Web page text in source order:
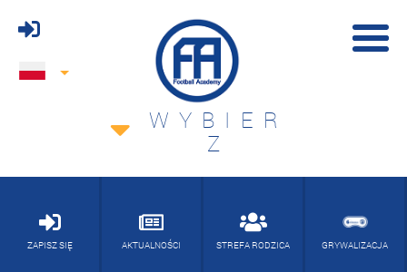
WYBIER
Z
ZAPISZ SIĘ AKTUALNOŚCI STREFA RODZICA GRYWALIZACJA